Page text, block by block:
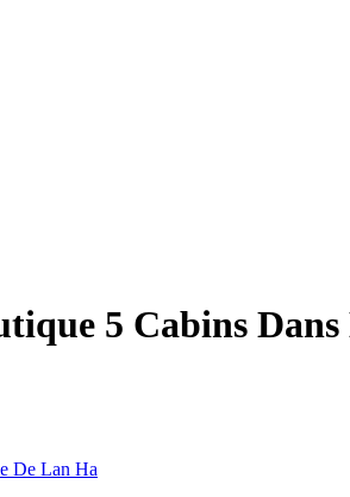
5 Cabins
De Lan Ha